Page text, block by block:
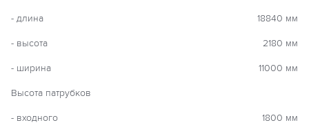
- длина 18840 мм
- высота 2180 мм
- ширина 11000 мм
Высота патрубков
- входного 1800 мм